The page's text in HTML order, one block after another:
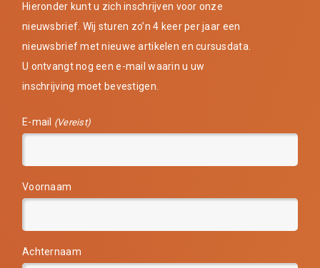
Hieronder kunt u zich inschrijven voor onze
nieuwsbrief. Wij sturen zo’n 4 keer per jaar een
nieuwsbrief met nieuwe artikelen en cursusdata.
U ontvangt nog een e-mail waarin u uw
inschrijving moet bevestigen.
E-mail (Vereist)
Voornaam
Achternaam